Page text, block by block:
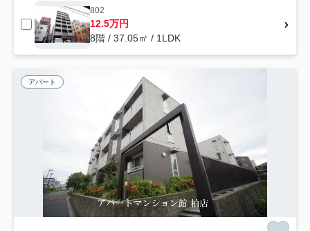
802
12.5万円
8階 / 37.05㎡ / 1LDK
アパート